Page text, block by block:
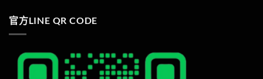
官方LINE QR CODE